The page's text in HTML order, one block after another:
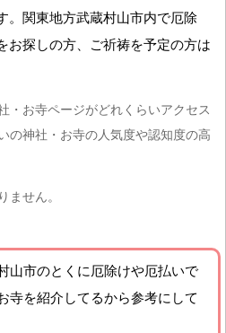
。関東地方武蔵村山市内で厄除
お探しの方、ご祈祷を予定の方は
・お寺ページがどれくらいアクセス
の神社・お寺の人気度や認知度の高
ません。
山市のとくに厄除けや厄払いで
寺を紹介 してるから参考にして